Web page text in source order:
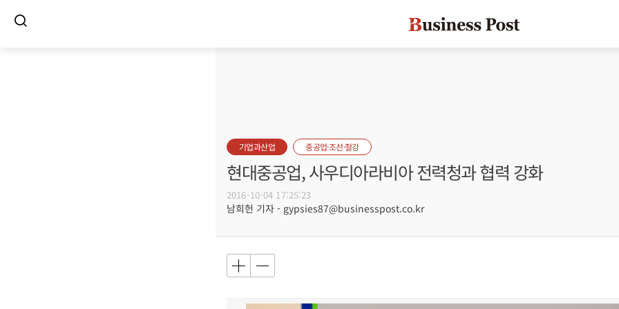
기업과산업 중공업·조선·철강
현대중공업, 사우디아라비아 전력청과 협력 강화
2016-10-04 17:25:23
남희헌 기자 - gypsies87@businesspost.co.kr